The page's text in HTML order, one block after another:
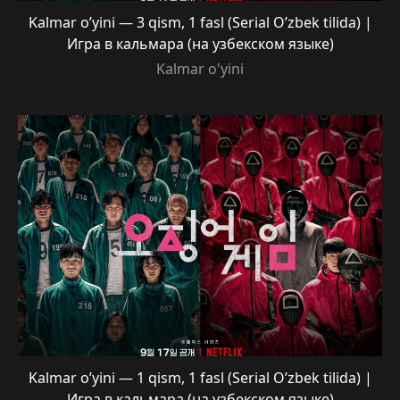
Kalmar o’yini — 3 qism, 1 fasl (Serial O’zbek tilida) |
Игра в кальмара (на узбекском языке)
Kalmar o'yini
Kalmar o’yini — 1 qism, 1 fasl (Serial O’zbek tilida) |